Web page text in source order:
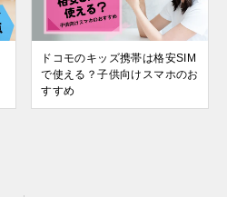
ドコモのキッズ携帯は格安SIM
で使える？子供向けスマホのお
すすめ